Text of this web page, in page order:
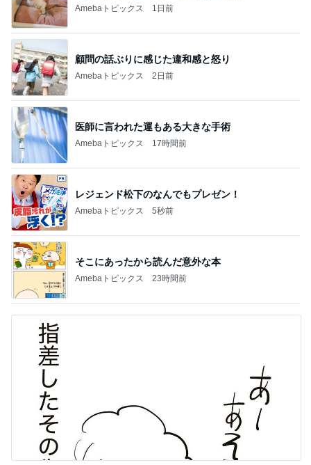
Amebaトピックス 1日前
顧問の話ぶりに感じた違和感と怒り
Amebaトピックス 2日前
医師に言われた運もある大きな手術
Amebaトピックス 17時間前
レジェンド松下のなんでもプレゼン！
Amebaトピックス 5秒前
そこにあったから読んだ意外な本
Amebaトピックス 23時間前